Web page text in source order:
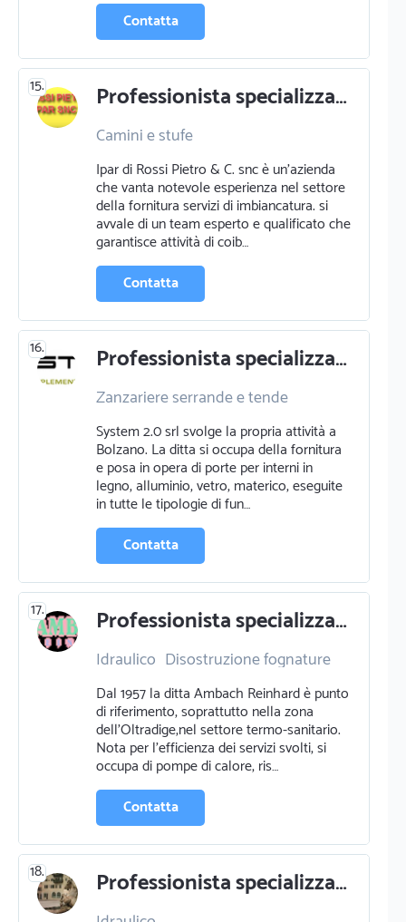
Contatta
15. Professionista specializzato in camini e stufe a commezzadura
Camini e stufe
Piastrellista Ristrutturazioni
Ipar di Rossi Pietro & C. snc è un'azienda
che vanta notevole esperienza nel settore
della fornitura servizi di imbiancatura. si
avvale di un team esperto e qualificato che
garantisce attività di coib…
Contatta
16. Professionista specializzato in zanzariere serrande e tende a bolzano
Zanzariere serrande e tende
Falegname Arredamenti
Serrature e chiavi
System 2.0 srl svolge la propria attività a
Bolzano. La ditta si occupa della fornitura
e posa in opera di porte per interni in
legno, alluminio, vetro, materico, eseguite
in tutte le tipologie di fun…
Contatta
17. Professionista specializzato in idraulico a caldaro sulla strada del vino
Idraulico Disostruzione fognature
Dal 1957 la ditta Ambach Reinhard è punto
di riferimento, soprattutto nella zona
dell’Oltradige,nel settore termo-sanitario.
Nota per l’efficienza dei servizi svolti, si
occupa di pompe di calore, ris…
Contatta
18. Professionista specializzato in idraulico a tn